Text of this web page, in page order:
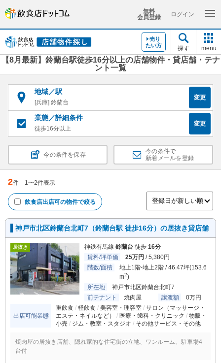
無料
会員登録
ログイン
売り
たい方
探す menu
【8月最新】鈴蘭台駅徒歩16分以上の店舗物件・貸店舗・テナ
ント一覧
地域／駅
[兵庫] 鈴蘭台
変更
業態／詳細条件
徒歩16分以上
変更
今の条件を保存
今の条件で
新着メールを登録
2件 1〜2件表示
飲食店出店可の物件で絞る
神戸市北区鈴蘭台北町7（鈴蘭台駅 徒歩16分）の居抜き貸店舗
居抜き 神鉄有馬線 鈴蘭台 徒歩 16分
賃料/坪単価
25万円 / 5,380円
階数/面積
地上1階-地上2階 / 46.47坪(153.6
m2)
所在地
神戸市北区鈴蘭台北町7
前テナント
焼肉屋 譲渡額 0万円
出店可能業態
重飲食 軽飲食 美容室・理容室
サロン（マッサージ・
エステ・ネイルなど）
医療・歯科・クリニック
物販・
小売
ジム・教室・スタジオ その他サービス・その他
焼肉屋の居抜き店舗、隠れ家的な住宅街の立地、ワンルーム、駐車場4
台付